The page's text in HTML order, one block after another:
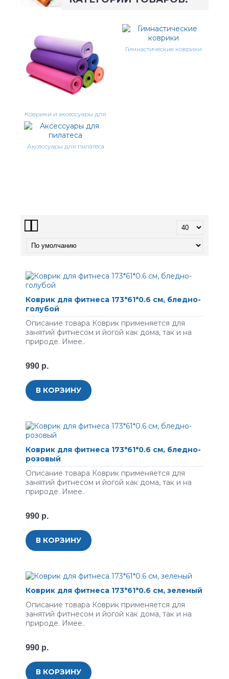
Коврики и аксессуары для
Гимнастические коврики
Аксессуары для пилатеса
Коврик для фитнеса 173*61*0.6 см, бледно-
голубой
Описание товара Коврик применяется для
занятий фитнесом и йогой как дома, так и на
природе. Имее..
990 р.
В КОРЗИНУ
Коврик для фитнеса 173*61*0.6 см, бледно-
розовый
Описание товара Коврик применяется для
занятий фитнесом и йогой как дома, так и на
природе. Имее..
990 р.
В КОРЗИНУ
Коврик для фитнеса 173*61*0.6 см, зеленый
Описание товара Коврик применяется для
занятий фитнесом и йогой как дома, так и на
природе. Имее..
990 р.
В КОРЗИНУ